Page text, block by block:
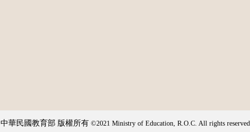
中華民國教育部 版權所有 ©2021 Ministry of Education, R.O.C. All rights reserved.